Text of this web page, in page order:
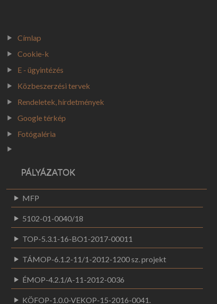
Címlap
Cookie-k
E - ügyintézés
Közbeszerzési tervek
Rendeletek, hírdetmények
Google térkép
Fotógaléria
PÁLYÁZATOK
MFP
5102-01-0040/18
TOP-5.3.1-16-BO1-2017-00011
TÁMOP-6.1.2-11/1-2012-1200 sz. projekt
ÉMOP-4.2.1/A-11-2012-0036
KÖFOP-1.0.0-VEKOP-15-2016-0041.